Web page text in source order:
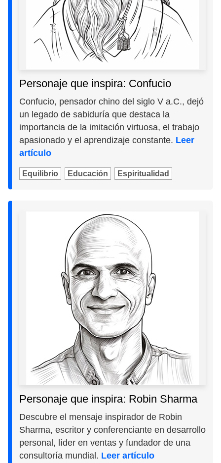
Personaje que inspira: Confucio
Confucio, pensador chino del siglo V a.C., dejó
un legado de sabiduría que destaca la
importancia de la imitación virtuosa, el trabajo
apasionado y el aprendizaje constante. Leer
artículo
Equilibrio Educación Espiritualidad
Personaje que inspira: Robin Sharma
Descubre el mensaje inspirador de Robin
Sharma, escritor y conferenciante en desarrollo
personal, líder en ventas y fundador de una
consultoría mundial. Leer artículo